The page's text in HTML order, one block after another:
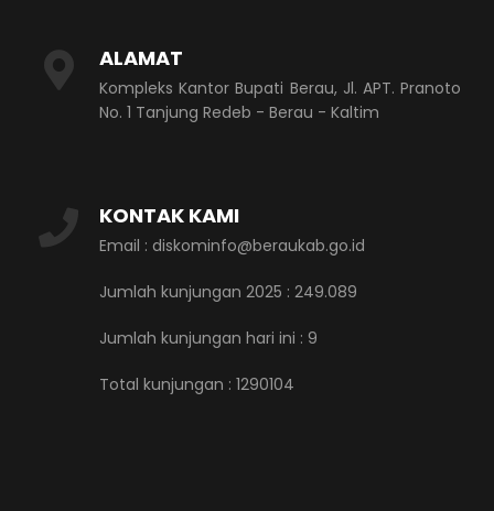
ALAMAT
Kompleks Kantor Bupati Berau, Jl. APT. Pranoto
No. 1 Tanjung Redeb - Berau - Kaltim
KONTAK KAMI
Email : diskominfo@beraukab.go.id
Jumlah kunjungan 2025 : 249.089
Jumlah kunjungan hari ini : 9
Total kunjungan : 1290104